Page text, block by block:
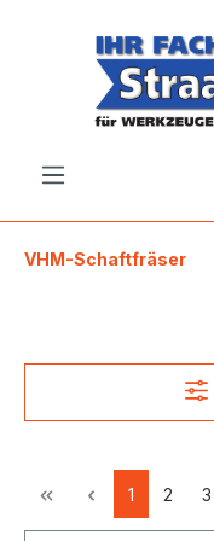
VHM-Schaftfräser
1 2 3